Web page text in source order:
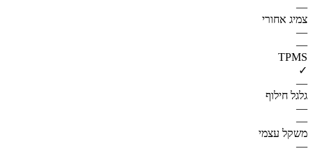
—
צמיג אחורי
—
—
TPMS
✓
—
גלגל חילוף
—
—
משקל עצמי
—